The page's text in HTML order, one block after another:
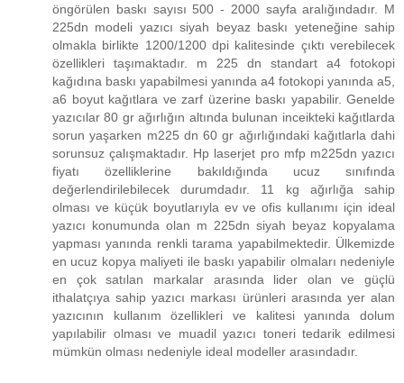
öngörülen baskı sayısı 500 - 2000 sayfa aralığındadır. M
225dn modeli yazıcı siyah beyaz baskı yeteneğine sahip
olmakla birlikte 1200/1200 dpi kalitesinde çıktı verebilecek
özellikleri taşımaktadır. m 225 dn standart a4 fotokopi
kağıdına baskı yapabilmesi yanında a4 fotokopi yanında a5,
a6 boyut kağıtlara ve zarf üzerine baskı yapabilir. Genelde
yazıcılar 80 gr ağırlığın altında bulunan inceikteki kağıtlarda
sorun yaşarken m225 dn 60 gr ağırlığındaki kağıtlarla dahi
sorunsuz çalışmaktadır. Hp laserjet pro mfp m225dn yazıcı
fiyatı özelliklerine bakıldığında ucuz sınıfında
değerlendirilebilecek durumdadır. 11 kg ağırlığa sahip
olması ve küçük boyutlarıyla ev ve ofis kullanımı için ideal
yazıcı konumunda olan m 225dn siyah beyaz kopyalama
yapması yanında renkli tarama yapabilmektedir. Ülkemizde
en ucuz kopya maliyeti ile baskı yapabilir olmaları nedeniyle
en çok satılan markalar arasında lider olan ve güçlü
ithalatçıya sahip yazıcı markası ürünleri arasında yer alan
yazıcının kullanım özellikleri ve kalitesi yanında dolum
yapılabilir olması ve muadil yazıcı toneri tedarik edilmesi
mümkün olması nedeniyle ideal modeller arasındadır.